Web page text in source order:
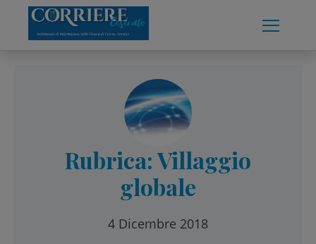
content
Rubrica: Villaggio
globale
4 Dicembre 2018